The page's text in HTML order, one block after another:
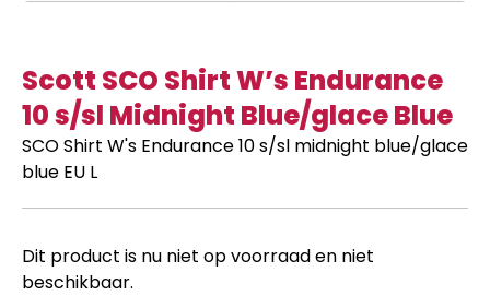
Scott SCO Shirt W’s Endurance
10 s/sl Midnight Blue/glace Blue
SCO Shirt W's Endurance 10 s/sl midnight blue/glace
blue EU L
Dit product is nu niet op voorraad en niet
beschikbaar.